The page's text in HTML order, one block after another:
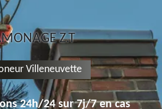
Z.T
Villeneuvette
24h/24 sur 7j/7 en cas